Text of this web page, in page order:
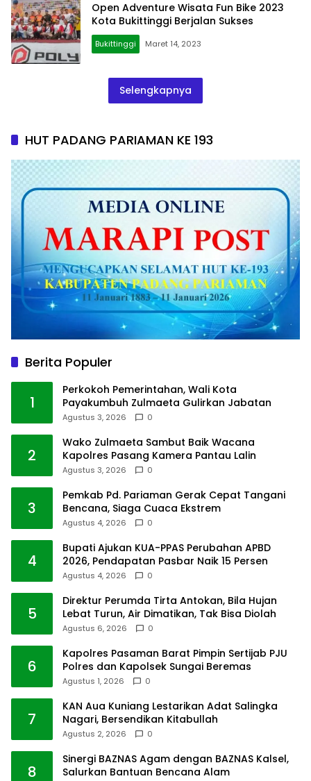
Open Adventure Wisata Fun Bike 2023
Kota Bukittinggi Berjalan Sukses
Bukittinggi Maret 14, 2023
Selengkapnya
HUT PADANG PARIAMAN KE 193
Berita Populer
1
Perkokoh Pemerintahan, Wali Kota
Payakumbuh Zulmaeta Gulirkan Jabatan
Agustus 3, 2026 0
2
Wako Zulmaeta Sambut Baik Wacana
Kapolres Pasang Kamera Pantau Lalin
Agustus 3, 2026 0
3
Pemkab Pd. Pariaman Gerak Cepat Tangani
Bencana, Siaga Cuaca Ekstrem
Agustus 4, 2026 0
4
Bupati Ajukan KUA-PPAS Perubahan APBD
2026, Pendapatan Pasbar Naik 15 Persen
Agustus 4, 2026 0
5
Direktur Perumda Tirta Antokan, Bila Hujan
Lebat Turun, Air Dimatikan, Tak Bisa Diolah
Agustus 6, 2026 0
6
Kapolres Pasaman Barat Pimpin Sertijab PJU
Polres dan Kapolsek Sungai Beremas
Agustus 1, 2026 0
7
KAN Aua Kuniang Lestarikan Adat Salingka
Nagari, Bersendikan Kitabullah
Agustus 2, 2026 0
8
Sinergi BAZNAS Agam dengan BAZNAS Kalsel,
Salurkan Bantuan Bencana Alam